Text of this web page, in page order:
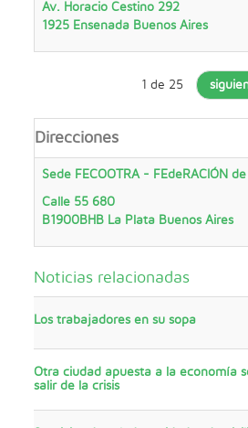
Av. Horacio Cestino 292
1925 Ensenada Buenos Aires
1 de 25
Direcciones
Sede FECOOTRA - FEdeRACIÓN
Calle 55 680
B1900BHB La Plata Buenos Aires
Noticias relacionadas
Los trabajadores en su sopa
Otra ciudad apuesta a la economía
salir de la crisis